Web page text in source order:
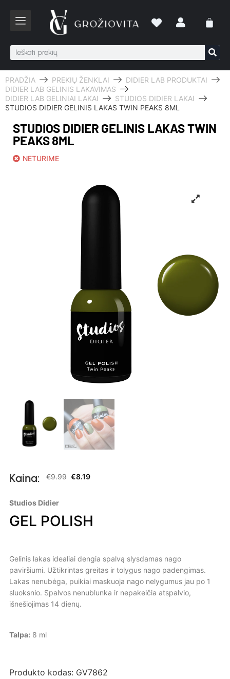
PRADŽIA PREKIŲ ŽENKLAI
DIDIER LAB PRODUKTAI
DIDIER LAB GELINIS LAKAVIMAS
DIDIER LAB GELINIAI LAKAI
STUDIOS DIDIER LAKAI
STUDIOS DIDIER GELINIS LAKAS TWIN PEAKS 8ML
STUDIOS DIDIER GELINIS LAKAS TWIN
PEAKS 8ML
NETURIME
Kaina: €9.99 €8.19
Studios Didier
GEL POLISH
Gelinis lakas idealiai dengia spalvą slysdamas nago
paviršiumi. Užtikrintas greitas ir tolygus nago padengimas.
Lakas nenubėga, puikiai maskuoja nago nelygumus jau po 1
sluoksnio. Spalvos nenublunka ir nepakeičia atspalvio,
išnešiojimas 14 dienų.
Talpa: 8 ml
Produkto kodas: GV7862